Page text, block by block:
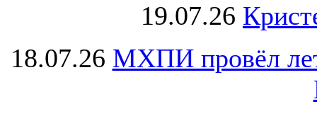
19.07.26
18.07.26 МХПИ провёл